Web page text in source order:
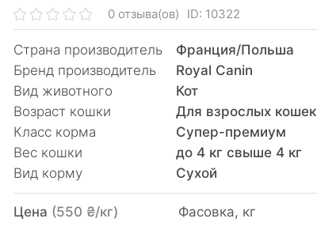
0 отзыва(ов) ID: 10322
Страна производитель
Франция/Польша
Бренд производитель
Royal Canin
Вид животного
Кот
Возраст кошки
Для взрослых кошек
Класс корма
Супер-премиум
Вес кошки
до 4 кг свыше 4 кг
Вид корму
Сухой
Цена (550 ₴/кг)
Фасовка, кг